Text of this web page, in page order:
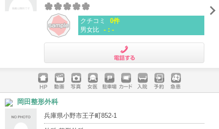
クチコミ
0件
男女比 -：-
ホームペ
ージ
動画 写真 女医 駐車場
クレジッ
入院 予約 急患
岡田整形外科
兵庫県小野市王子町852-1